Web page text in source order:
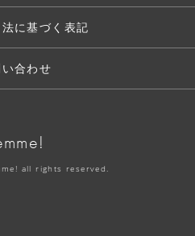
に基づく表記
合わせ
all rights reserved.